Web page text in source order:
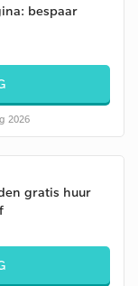
bespaar
2026
gratis huur